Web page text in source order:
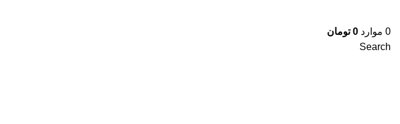
0 موارد 0 تومان
Search